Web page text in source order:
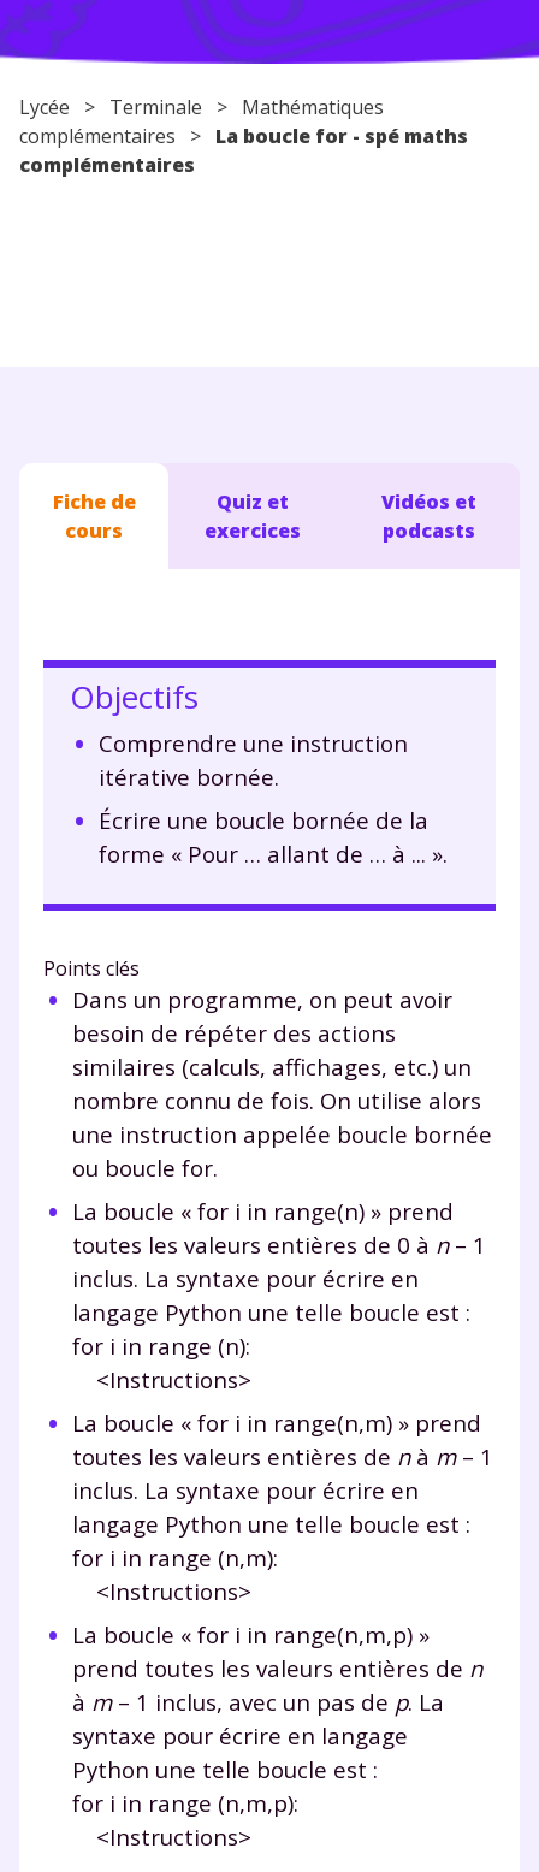
Conseils pour les parents
Lycée > Terminale > Mathématiques
complémentaires > La boucle for - spé maths
complémentaires
Fiche de
cours
Quiz et
exercices
Vidéos et
podcasts
Objectifs
Comprendre une instruction
itérative bornée.
Écrire une boucle bornée de la
forme « Pour … allant de … à ... ».
Points clés
Dans un programme, on peut avoir
besoin de répéter des actions
similaires (calculs, affichages, etc.) un
nombre connu de fois. On utilise alors
une instruction appelée boucle bornée
ou boucle for.
La boucle « for i in range(n) » prend
toutes les valeurs entières de 0 à n– 1
inclus. La syntaxe pour écrire en
langage Python une telle boucle est :
for i in range (n):
<Instructions>
La boucle « for i in range(n,m) » prend
toutes les valeurs entières de nà m– 1
inclus. La syntaxe pour écrire en
langage Python une telle boucle est :
for i in range (n,m):
<Instructions>
La boucle « for i in range(n,m,p) »
prend toutes les valeurs entières de n
à m– 1 inclus, avec un pas de p. La
syntaxe pour écrire en langage
Python une telle boucle est :
for i in range (n,m,p):
<Instructions>